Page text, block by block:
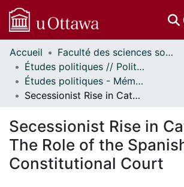
Communautés
et collections
Parcourir
Statistiques
À propos
Accueil
Faculté des sciences sociales // Faculty of Social Sciences
Études politiques // Political Studies
Études politiques - Mémoires // Political Studies - Research Papers
Secessionist Rise in Catalonia: The Role of the Spanish Constitutional Court
Secessionist Rise in
The Role of the
Constitutional Court